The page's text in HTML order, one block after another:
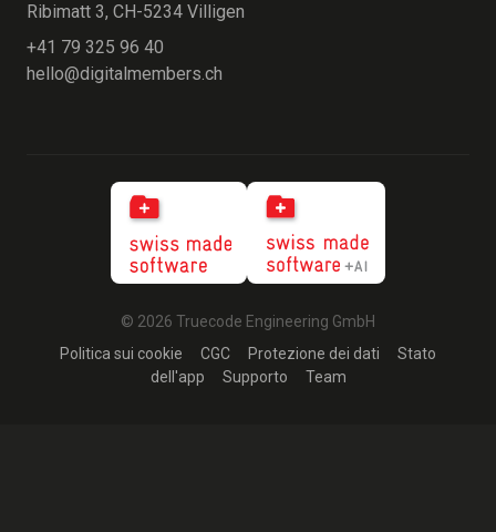
Ribimatt 3, CH-5234 Villigen
+41 79 325 96 40
hello@digitalmembers.ch
© 2026 Truecode Engineering GmbH
Politica sui cookie
CGC Protezione dei dati
Stato
dell'app
Supporto Team